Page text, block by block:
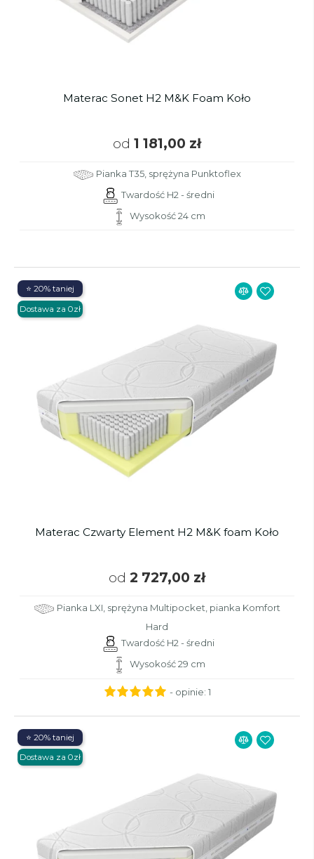
Materac Sonet H2 M&K Foam Koło
od 1 181,00 zł
Pianka T35, sprężyna Punktoflex
Twardość H2 - średni
Wysokość 24 cm
Materac Czwarty Element H2 M&K foam Koło
od 2 727,00 zł
Pianka LXI, sprężyna Multipocket, pianka Komfort
Hard
Twardość H2 - średni
Wysokość 29 cm
⭐ 20% taniej
Dostawa za 0zł
- opinie: 1
⭐ 20% taniej
Dostawa za 0zł